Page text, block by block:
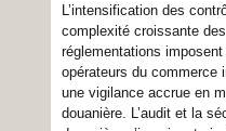
L’intensification des
complexité croissante des
réglementations imposent
opérateurs du commerce
une vigilance accrue en
douanière. L’audit et la